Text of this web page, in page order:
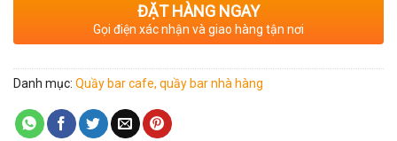
ĐẶT HÀNG NGAY
Gọi điện xác nhận và giao hàng tận nơi
Danh mục: Quầy bar cafe, quầy bar nhà hàng